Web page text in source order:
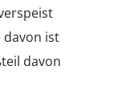
davon ist
davon